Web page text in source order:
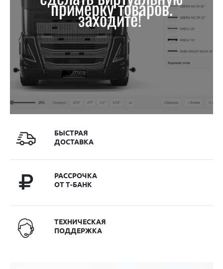
примерку товаров.
заходите!
БЫСТРАЯ
ДОСТАВКА
РАССРОЧКА
ОТ Т-БАНК
ТЕХНИЧЕСКАЯ
ПОДДЕРЖКА